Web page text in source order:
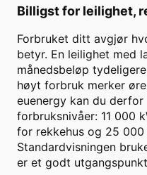
Billigst for leilighet,
Forbruket ditt avgjør
betyr. En leilighet med
månedsbeløp
høyt forbruk merker
euenergy kan du derfor
forbruksnivåer: 11 000
for rekkehus og 25
Standardvisningen
er et godt